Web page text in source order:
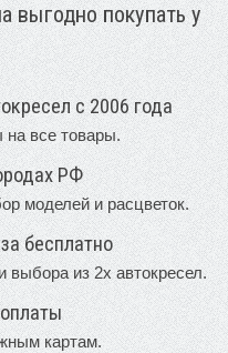
выгодно покупать у
с 2006 года
на все товары.
РФ
моделей и расцветок.
бесплатно
выбора из 2х автокресел.
картам.